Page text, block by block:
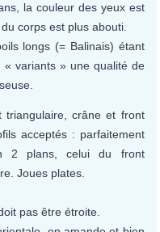
la couleur des yeux est
corps est plus abouti.
longs (= Balinais) étant
variants » une qualité de
crâne et front
acceptés : parfaitement
2 plans, celui du front
Joues plates.
pas être étroite.